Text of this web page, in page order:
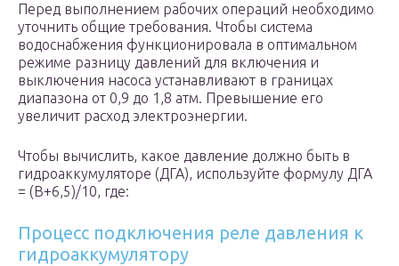
Перед выполнением рабочих операций необходимо
уточнить общие требования. Чтобы система
водоснабжения функционировала в оптимальном
режиме разницу давлений для включения и
выключения насоса устанавливают в границах
диапазона от 0,9 до 1,8 атм. Превышение его
увеличит расход электроэнергии.
Чтобы вычислить, какое давление должно быть в
гидроаккумуляторе (ДГА), используйте формулу ДГА
= (В+6,5)/10, где:
Процесс подключения реле давления к
гидроаккумулятору